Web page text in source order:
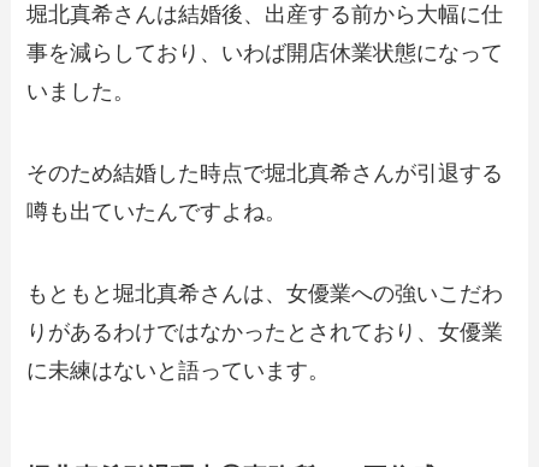
堀北真希さんは結婚後、出産する前から大幅に仕
事を減らしており、いわば開店休業状態になって
いました。
そのため結婚した時点で堀北真希さんが引退する
噂も出ていたんですよね。
もともと堀北真希さんは、女優業への強いこだわ
りがあるわけではなかったとされており、女優業
に未練はないと語っています。